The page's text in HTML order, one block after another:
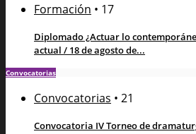
Formación • 17
Diplomado ¿Actuar lo
actual / 18 de agosto de...
Convocatorias
Convocatorias • 21
Convocatoria IV Torneo de